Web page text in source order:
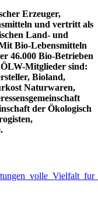
Erzeuger,
und vertritt als
Land- und
Bio-Lebensmitteln
46.000 Bio-Betrieben
Mitglieder sind:
Bioland,
Naturwaren,
der Ökologisch